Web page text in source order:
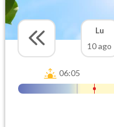
Lu
10 ago
06:05